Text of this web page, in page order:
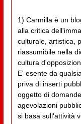
1) Carmilla è un
alla critica
culturale, artistica,
riassumibile nella
cultura
E' esente da
priva di inserti
oggetto di
agevolazioni
si basa sull'attività